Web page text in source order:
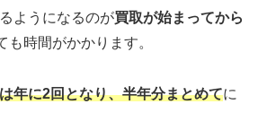
ようになるのが買取が始まってから
も時間がかかります。
年に2回となり、半年分まとめてに